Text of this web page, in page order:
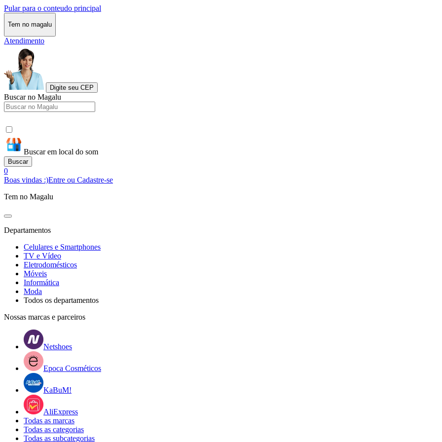
Pular para o conteudo principal
Tem no magalu
Atendimento
Digite seu CEP
Buscar no Magalu
Buscar em local do som
Buscar
0
Boas vindas :)Entre ou Cadastre-se
Tem no Magalu
Departamentos
Celulares e Smartphones
TV e Vídeo
Eletrodomésticos
Móveis
Informática
Moda
Todos os departamentos
Nossas marcas e parceiros
Netshoes
Epoca Cosméticos
KaBuM!
AliExpress
Todas as marcas
Todas as categorias
Todas as subcategorias